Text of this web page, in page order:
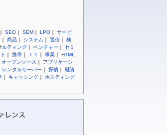
｜ SEO ｜ SEM ｜ LPO ｜ サービ
｜ 商品 ｜ システム ｜ 通信 ｜ 検
ルティング ｜ ベンチャー ｜ セミ
｜ 携帯 ｜ ＩＴ ｜ 事業 ｜ HTML
オープンソース ｜ アプリケーシ
レンタルサーバー ｜ 探偵 ｜ 融資
｜ キャッシング ｜ ホスティング